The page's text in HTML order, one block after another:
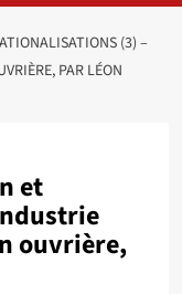
(3) –
PAR LÉON
et
ouvrière,